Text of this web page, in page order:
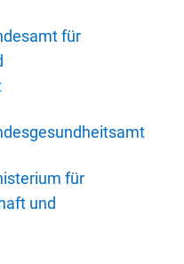
für
für
und